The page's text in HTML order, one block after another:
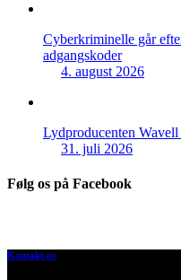
Cyberkriminelle går
adgangskoder
4. august 2026
Lydproducenten
31. juli 2026
Følg os på Facebook
Kontakt os